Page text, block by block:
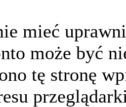
mieć
może być
tę stronę